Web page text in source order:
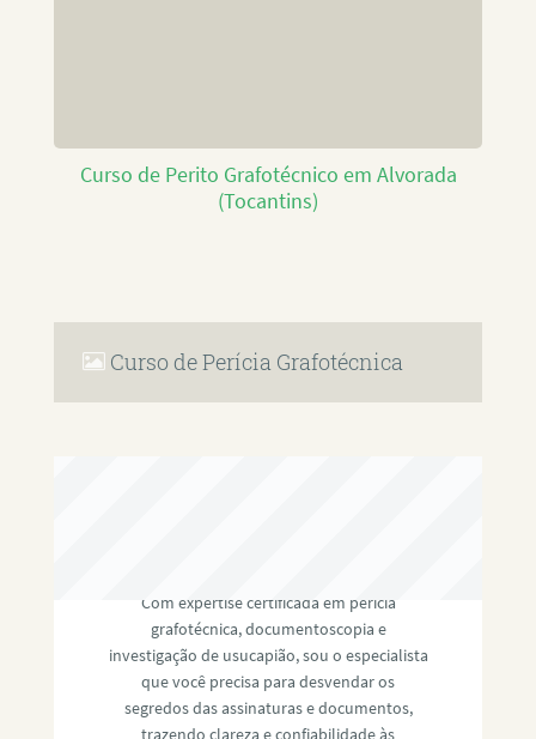
Curso de Perito Grafotécnico em Alvorada
(Tocantins)
Curso de Perícia Grafotécnica
Com expertise certificada em perícia
grafotécnica, documentoscopia e
investigação de usucapião, sou o especialista
que você precisa para desvendar os
segredos das assinaturas e documentos,
trazendo clareza e confiabilidade às